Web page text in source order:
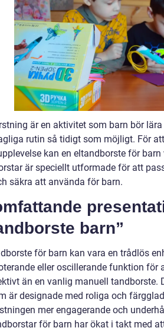
är en aktivitet som barn bör
rutin så tidigt som möjligt. För
kan en eltandborste för
är speciellt utformade för att
säkra att använda för barn.
barn”
för barn kan vara en trådlös
eller oscillerande funktion för
än en vanlig manuell tandborste.
är designade med roliga och
mer engagerande och
för barn har ökat i takt med